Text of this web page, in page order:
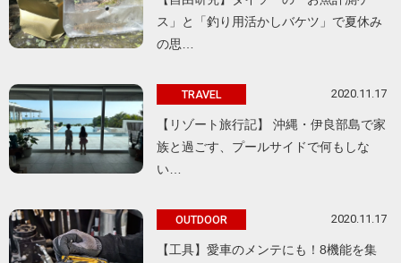
ス」と「釣り用活かしバケツ」で夏休み
の思…
TRAVEL 2020.11.17
【リゾート旅行記】 沖縄・伊良部島で家
族と過ごす、プールサイドで何もしな
い…
OUTDOOR 2020.11.17
【工具】愛車のメンテにも！8機能を集